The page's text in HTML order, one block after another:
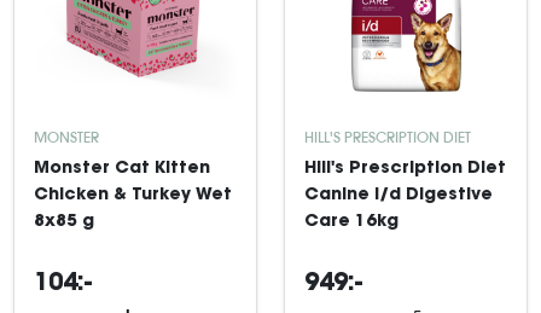
MONSTER
Monster Cat Kitten
Chicken & Turkey Wet
8x85 g
104:-
HILL'S PRESCRIPTION DIET
Hill's Prescription Diet
Canine i/d Digestive
Care 16kg
949:-